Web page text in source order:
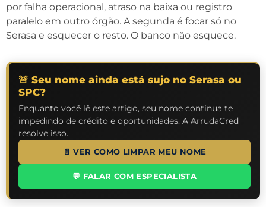
por falha operacional, atraso na baixa ou registro
paralelo em outro órgão. A segunda é focar só no
Serasa e esquecer o resto. O banco não esquece.
🚨 Seu nome ainda está sujo no Serasa ou
SPC?
Enquanto você lê este artigo, seu nome continua te
impedindo de crédito e oportunidades. A ArrudaCred
resolve isso.
📄 VER COMO LIMPAR MEU NOME
💬 FALAR COM ESPECIALISTA